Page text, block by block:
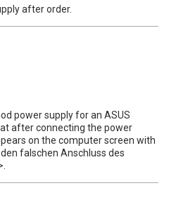
after order.
power supply for an ASUS
after connecting the power
on the computer screen with
falschen Anschluss des